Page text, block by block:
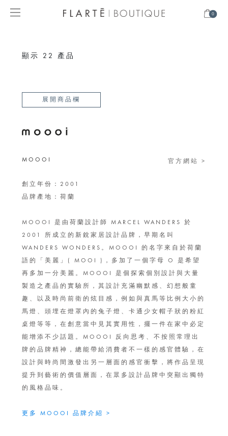
0
顯示 22 產品
展開商品欄
MOOOI 官方網站 >
創立年份：2001
品牌產地：荷蘭
MOOOI 是由荷蘭設計師 MARCEL WANDERS 於
2001 所成立的新銳家居設計品牌，早期名叫
WANDERS WONDERS。MOOOI 的名字來自於荷蘭
語的「美麗」( MOOI )，多加了一個字母 O 是希望
再多加一分美麗。MOOOI 是個探索個別設計與大量
製造之產品的實驗所，其設計充滿幽默感、幻想般童
趣、以及時尚前衛的炫目感，例如與真馬等比例大小的
馬燈、頭埋在燈罩內的兔子燈、卡通少女帽子狀的粉紅
桌燈等等，在創意當中見其實用性，擺一件在家中必定
能增添不少話題。MOOOI 反向思考、不按照常理出
牌的品牌精神，總能帶給消費者不一樣的感官體驗，在
設計與時尚間激發出另一層面的感官衝擊，將作品呈現
提升到藝術的價值層面，在眾多設計品牌中突顯出獨特
的風格品味。
更多 MOOOI 品牌介紹 >